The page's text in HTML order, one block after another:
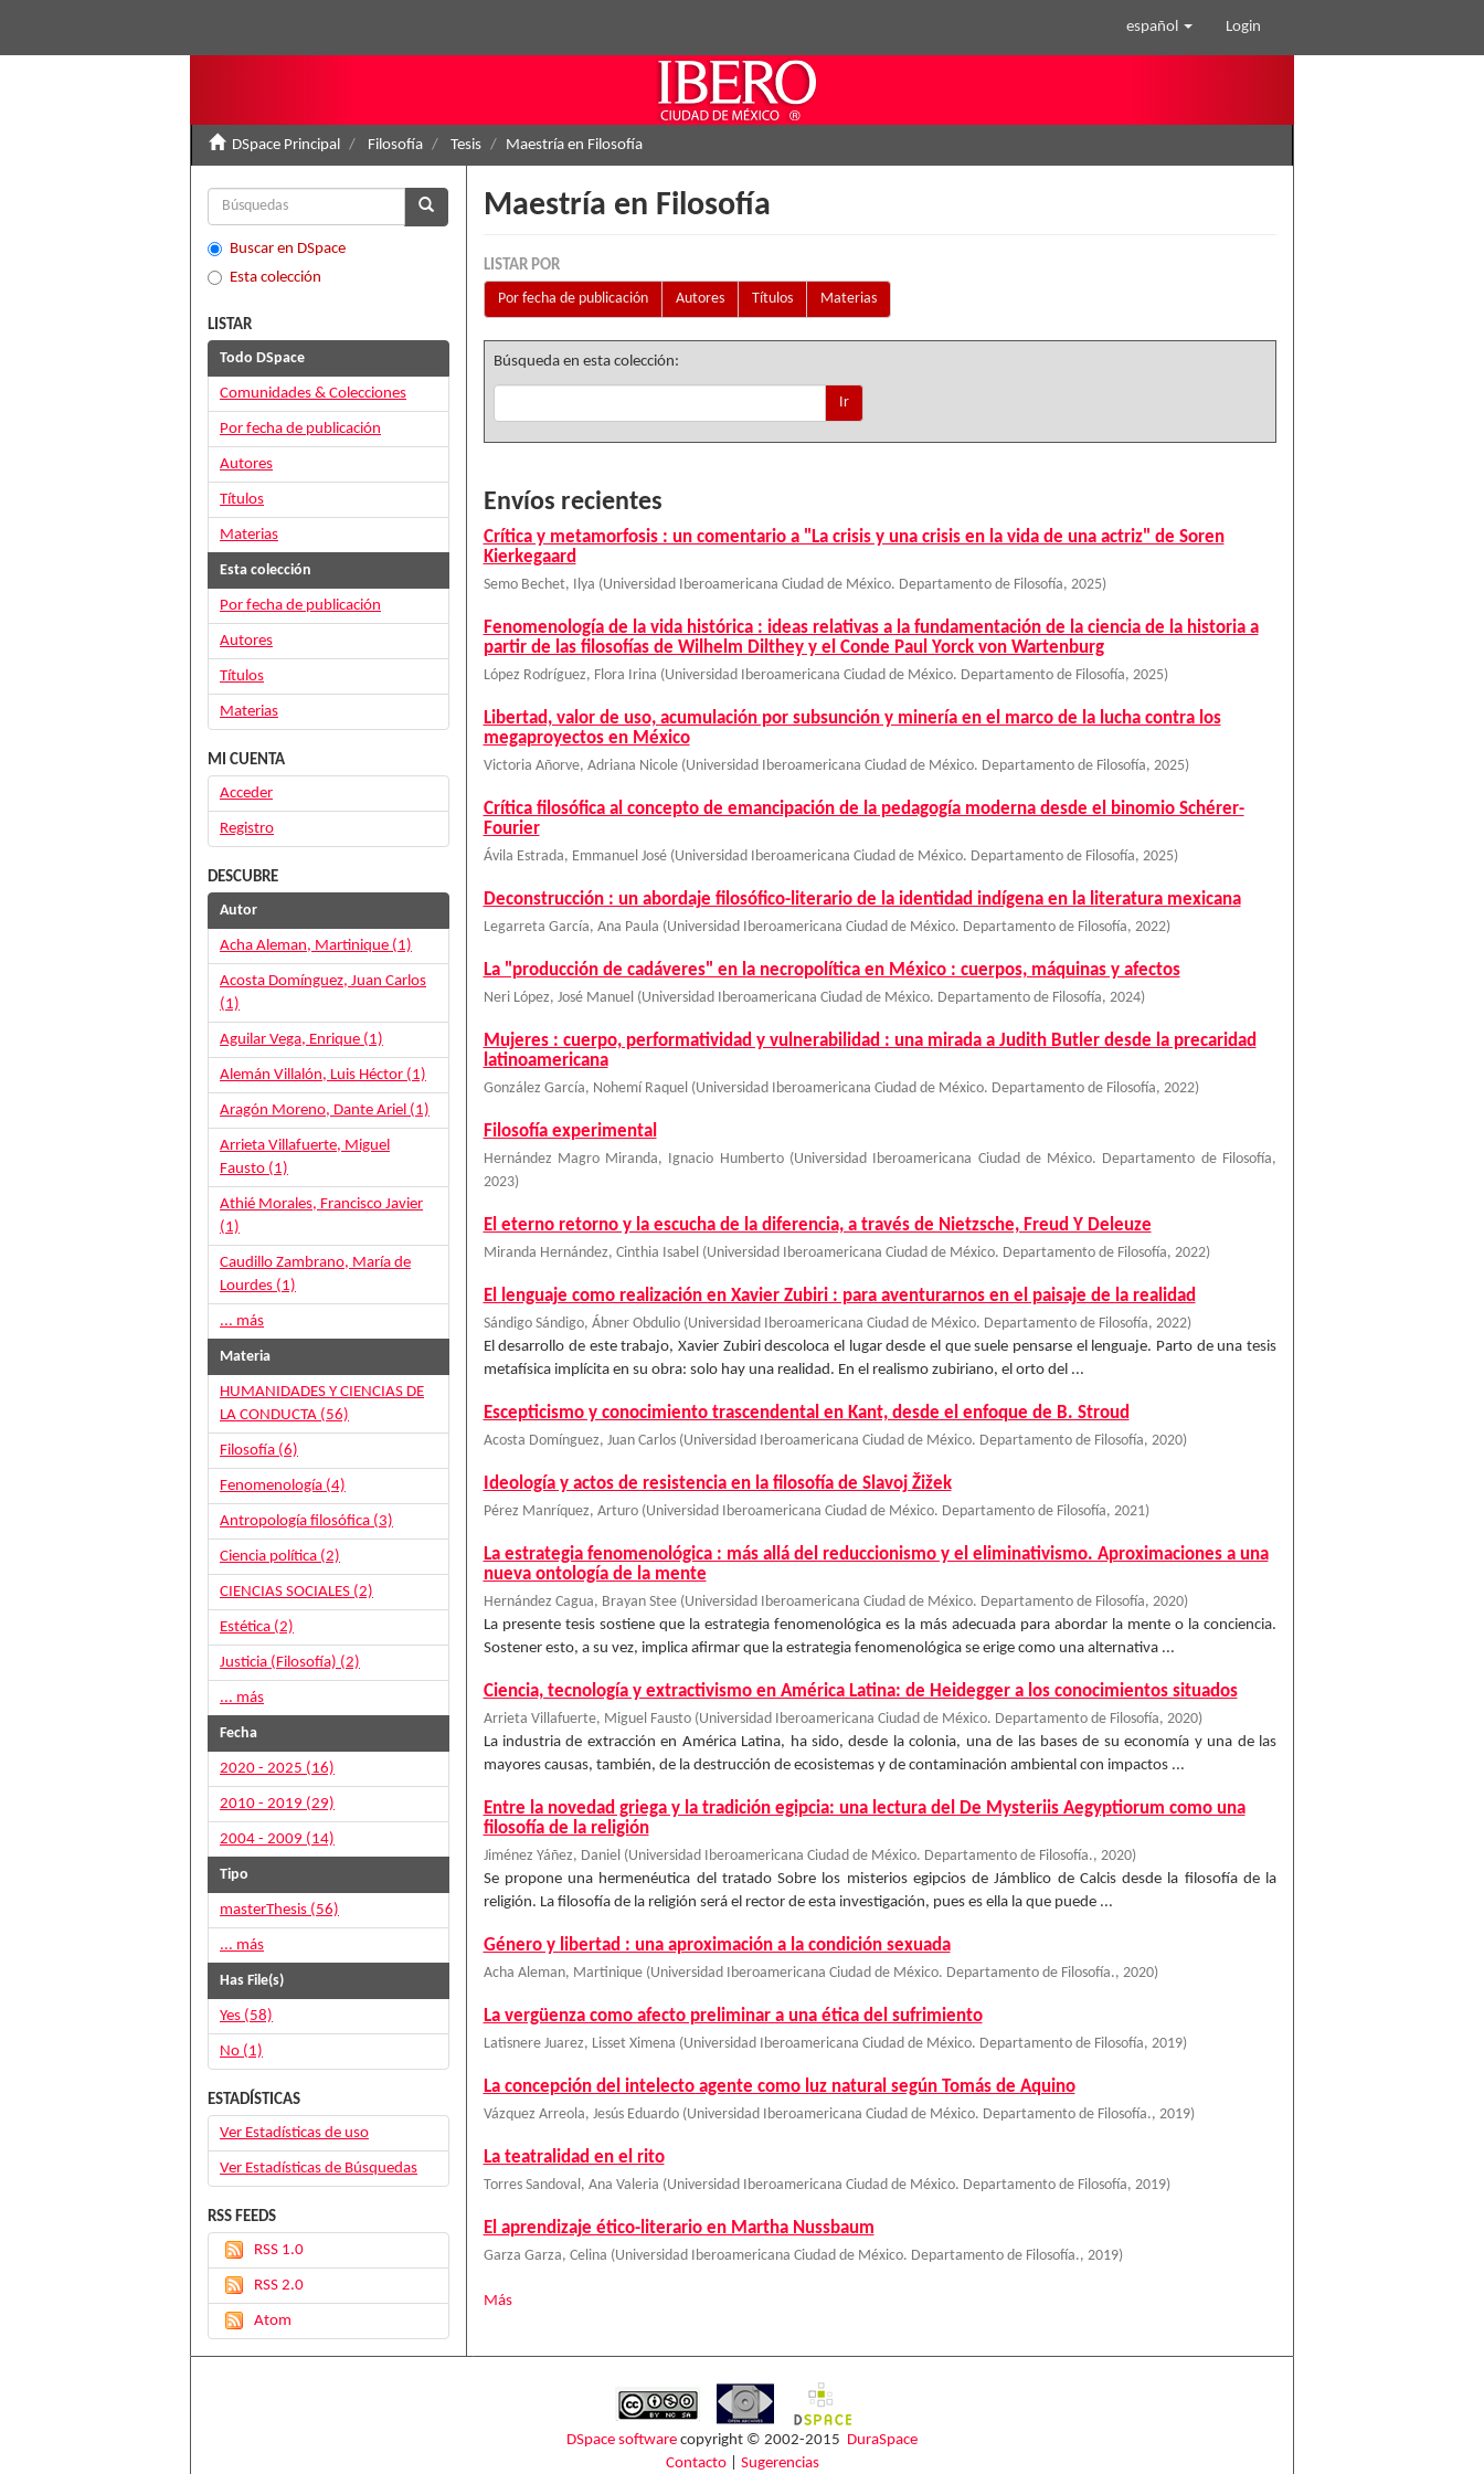
español Login
DSpace Principal Filosofía Tesis Maestría en Filosofía
Maestría en Filosofía
LISTAR POR
Por fecha de publicación
Autores Títulos Materias
Búsqueda en esta colección:
Ir
Envíos recientes
Crítica y metamorfosis : un comentario a "La crisis y una crisis en la vida de una actriz" de Soren
Kierkegaard
Semo Bechet, Ilya (Universidad Iberoamericana Ciudad de México. Departamento de Filosofía, 2025)
Fenomenología de la vida histórica : ideas relativas a la fundamentación de la ciencia de la historia a
partir de las filosofías de Wilhelm Dilthey y el Conde Paul Yorck von Wartenburg
López Rodríguez, Flora Irina (Universidad Iberoamericana Ciudad de México. Departamento de Filosofía, 2025)
Libertad, valor de uso, acumulación por subsunción y minería en el marco de la lucha contra los
megaproyectos en México
Victoria Añorve, Adriana Nicole (Universidad Iberoamericana Ciudad de México. Departamento de Filosofía, 2025)
Crítica filosófica al concepto de emancipación de la pedagogía moderna desde el binomio Schérer-
Fourier
Ávila Estrada, Emmanuel José (Universidad Iberoamericana Ciudad de México. Departamento de Filosofía, 2025)
Deconstrucción : un abordaje filosófico-literario de la identidad indígena en la literatura mexicana
Legarreta García, Ana Paula (Universidad Iberoamericana Ciudad de México. Departamento de Filosofía, 2022)
La "producción de cadáveres" en la necropolítica en México : cuerpos, máquinas y afectos
Neri López, José Manuel (Universidad Iberoamericana Ciudad de México. Departamento de Filosofía, 2024)
Mujeres : cuerpo, performatividad y vulnerabilidad : una mirada a Judith Butler desde la precaridad
latinoamericana
González García, Nohemí Raquel (Universidad Iberoamericana Ciudad de México. Departamento de Filosofía, 2022)
Filosofía experimental
Hernández Magro Miranda, Ignacio Humberto (Universidad Iberoamericana Ciudad de México. Departamento de Filosofía,
2023)
El eterno retorno y la escucha de la diferencia, a través de Nietzsche, Freud Y Deleuze
Miranda Hernández, Cinthia Isabel (Universidad Iberoamericana Ciudad de México. Departamento de Filosofía, 2022)
El lenguaje como realización en Xavier Zubiri : para aventurarnos en el paisaje de la realidad
Sándigo Sándigo, Ábner Obdulio (Universidad Iberoamericana Ciudad de México. Departamento de Filosofía, 2022)
El desarrollo de este trabajo, Xavier Zubiri descoloca el lugar desde el que suele pensarse el lenguaje. Parto de una tesis
metafísica implícita en su obra: solo hay una realidad. En el realismo zubiriano, el orto del ...
Escepticismo y conocimiento trascendental en Kant, desde el enfoque de B. Stroud
Acosta Domínguez, Juan Carlos (Universidad Iberoamericana Ciudad de México. Departamento de Filosofía, 2020)
Ideología y actos de resistencia en la filosofía de Slavoj Žižek
Pérez Manríquez, Arturo (Universidad Iberoamericana Ciudad de México. Departamento de Filosofía, 2021)
La estrategia fenomenológica : más allá del reduccionismo y el eliminativismo. Aproximaciones a una
nueva ontología de la mente
Hernández Cagua, Brayan Stee (Universidad Iberoamericana Ciudad de México. Departamento de Filosofía, 2020)
La presente tesis sostiene que la estrategia fenomenológica es la más adecuada para abordar la mente o la conciencia.
Sostener esto, a su vez, implica afirmar que la estrategia fenomenológica se erige como una alternativa ...
Ciencia, tecnología y extractivismo en América Latina: de Heidegger a los conocimientos situados
Arrieta Villafuerte, Miguel Fausto (Universidad Iberoamericana Ciudad de México. Departamento de Filosofía, 2020)
La industria de extracción en América Latina, ha sido, desde la colonia, una de las bases de su economía y una de las
mayores causas, también, de la destrucción de ecosistemas y de contaminación ambiental con impactos ...
Entre la novedad griega y la tradición egipcia: una lectura del De Mysteriis Aegyptiorum como una
filosofía de la religión
Jiménez Yáñez, Daniel (Universidad Iberoamericana Ciudad de México. Departamento de Filosofía., 2020)
Se propone una hermenéutica del tratado Sobre los misterios egipcios de Jámblico de Calcis desde la filosofía de la
religión. La filosofía de la religión será el rector de esta investigación, pues es ella la que puede ...
Género y libertad : una aproximación a la condición sexuada
Acha Aleman, Martinique (Universidad Iberoamericana Ciudad de México. Departamento de Filosofía., 2020)
La vergüenza como afecto preliminar a una ética del sufrimiento
Latisnere Juarez, Lisset Ximena (Universidad Iberoamericana Ciudad de México. Departamento de Filosofía, 2019)
La concepción del intelecto agente como luz natural según Tomás de Aquino
Vázquez Arreola, Jesús Eduardo (Universidad Iberoamericana Ciudad de México. Departamento de Filosofía., 2019)
La teatralidad en el rito
Torres Sandoval, Ana Valeria (Universidad Iberoamericana Ciudad de México. Departamento de Filosofía, 2019)
El aprendizaje ético-literario en Martha Nussbaum
Garza Garza, Celina (Universidad Iberoamericana Ciudad de México. Departamento de Filosofía., 2019)
Más
Buscar en DSpace
Esta colección
LISTAR
Todo DSpace
Comunidades & Colecciones
Por fecha de publicación
Autores
Títulos
Materias
Esta colección
Por fecha de publicación
Autores
Títulos
Materias
MI CUENTA
Acceder
Registro
DESCUBRE
Autor
Acha Aleman, Martinique (1)
Acosta Domínguez, Juan Carlos
(1)
Aguilar Vega, Enrique (1)
Alemán Villalón, Luis Héctor (1)
Aragón Moreno, Dante Ariel (1)
Arrieta Villafuerte, Miguel
Fausto (1)
Athié Morales, Francisco Javier
(1)
Caudillo Zambrano, María de
Lourdes (1)
... más
Materia
HUMANIDADES Y CIENCIAS DE
LA CONDUCTA (56)
Filosofía (6)
Fenomenología (4)
Antropología filosófica (3)
Ciencia política (2)
CIENCIAS SOCIALES (2)
Estética (2)
Justicia (Filosofía) (2)
... más
Fecha
2020 - 2025 (16)
2010 - 2019 (29)
2004 - 2009 (14)
Tipo
masterThesis (56)
... más
Has File(s)
Yes (58)
No (1)
ESTADÍSTICAS
Ver Estadísticas de uso
Ver Estadísticas de Búsquedas
RSS FEEDS
RSS 1.0
RSS 2.0
Atom
DSpace software copyright © 2002-2015 DuraSpace
Contacto| Sugerencias